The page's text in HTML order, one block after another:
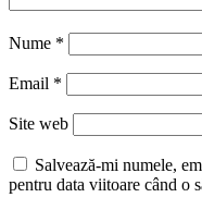
Nume *
Email *
Site web
Salvează-mi numele,
pentru data viitoare când o